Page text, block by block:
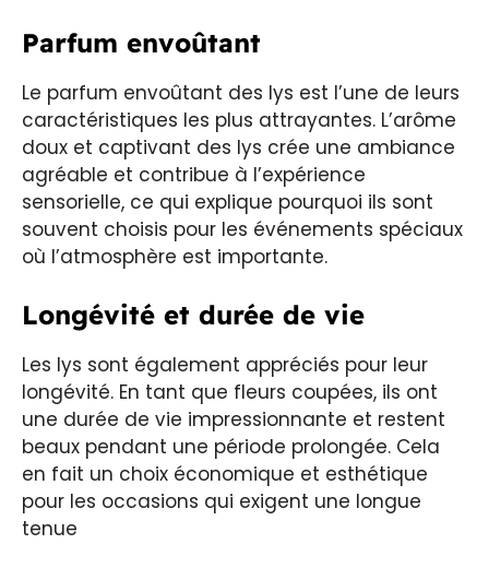
Parfum envoûtant
Le parfum envoûtant des lys est l’une de leurs
caractéristiques les plus attrayantes. L’arôme
doux et captivant des lys crée une ambiance
agréable et contribue à l’expérience
sensorielle, ce qui explique pourquoi ils sont
souvent choisis pour les événements spéciaux
où l’atmosphère est importante.
Longévité et durée de vie
Les lys sont également appréciés pour leur
longévité. En tant que fleurs coupées, ils ont
une durée de vie impressionnante et restent
beaux pendant une période prolongée. Cela
en fait un choix économique et esthétique
pour les occasions qui exigent une longue
tenue